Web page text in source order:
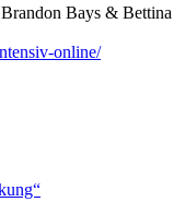
Bays & Bettina
online/